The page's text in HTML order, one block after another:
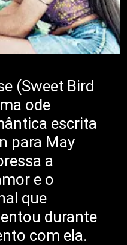
(Sweet Bird
ode
escrita
para May
a
e o
que
durante
com ela.